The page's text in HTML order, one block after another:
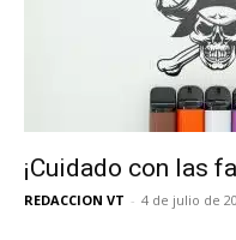
¡Cuidado con las
REDACCION VT - 4 de julio de